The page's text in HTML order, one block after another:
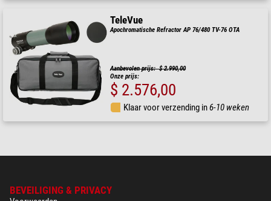
TeleVue
Apochromatische Refractor AP 76/480 TV-76 OTA
Aanbevolen prijs: $ 2.990,00
Onze prijs:
$ 2.576,00
Klaar voor verzending in6-10 weken
BEVEILIGING & PRIVACY